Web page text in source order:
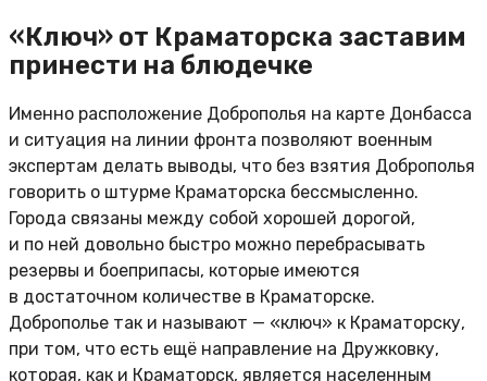
«Ключ» от Краматорска заставим
принести на блюдечке
Именно расположение Доброполья на карте Донбасса
и ситуация на линии фронта позволяют военным
экспертам делать выводы, что без взятия Доброполья
говорить о штурме Краматорска бессмысленно.
Города связаны между собой хорошей дорогой,
и по ней довольно быстро можно перебрасывать
резервы и боеприпасы, которые имеются
в достаточном количестве в Краматорске.
Доброполье так и называют — «ключ» к Краматорску,
при том, что есть ещё направление на Дружковку,
которая, как и Краматорск, является населенным